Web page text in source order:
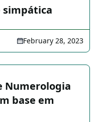
simpática
February 28, 2023
Numerologia
base em